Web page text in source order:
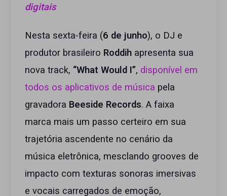
digitais
Nesta sexta-feira (6 de junho), o DJ e
produtor brasileiro Roddih apresenta sua
nova track, “What Would I”, disponível em
todos os aplicativos de música pela
gravadora Beeside Records. A faixa
marca mais um passo certeiro em sua
trajetória ascendente no cenário da
música eletrônica, mesclando grooves de
impacto com texturas sonoras imersivas
e vocais carregados de emoção,